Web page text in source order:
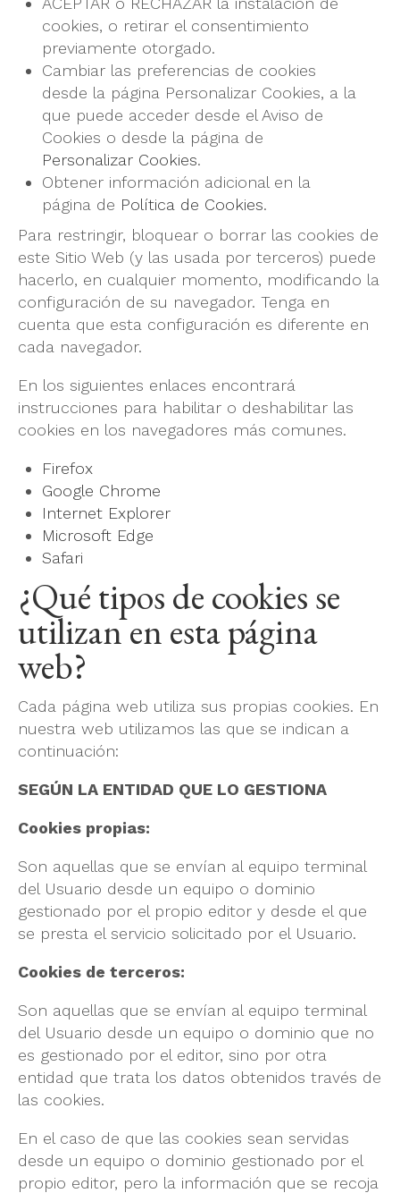
cookies, o retirar el consentimiento
previamente otorgado.
Cambiar las preferencias de cookies
desde la página Personalizar Cookies, a la
que puede acceder desde el Aviso de
Cookies o desde la página de
Personalizar Cookies.
Obtener información adicional en la
página de Política de Cookies.
Para restringir, bloquear o borrar las cookies de
este Sitio Web (y las usada por terceros) puede
hacerlo, en cualquier momento, modificando la
configuración de su navegador. Tenga en
cuenta que esta configuración es diferente en
cada navegador.
En los siguientes enlaces encontrará
instrucciones para habilitar o deshabilitar las
cookies en los navegadores más comunes.
Firefox
Google Chrome
Internet Explorer
Microsoft Edge
Safari
¿Qué tipos de cookies se
utilizan en esta página
web?
Cada página web utiliza sus propias cookies. En
nuestra web utilizamos las que se indican a
continuación:
SEGÚN LA ENTIDAD QUE LO GESTIONA
Cookies propias:
Son aquellas que se envían al equipo terminal
del Usuario desde un equipo o dominio
gestionado por el propio editor y desde el que
se presta el servicio solicitado por el Usuario.
Cookies de terceros:
Son aquellas que se envían al equipo terminal
del Usuario desde un equipo o dominio que no
es gestionado por el editor, sino por otra
entidad que trata los datos obtenidos través de
las cookies.
En el caso de que las cookies sean servidas
desde un equipo o dominio gestionado por el
propio editor, pero la información que se recoja